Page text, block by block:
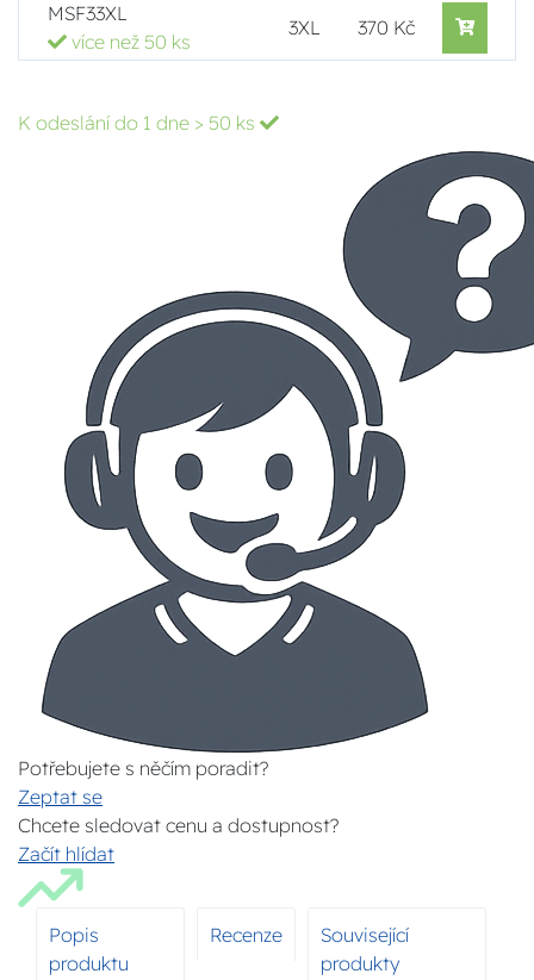
MSF33XL
více než 50 ks
3XL 370 Kč
K odeslání do 1 dne > 50 ks
Potřebujete s něčím poradit?
Zeptat se
Chcete sledovat cenu a dostupnost?
Začít hlídat
Popis
produktu
Recenze
Související
produkty